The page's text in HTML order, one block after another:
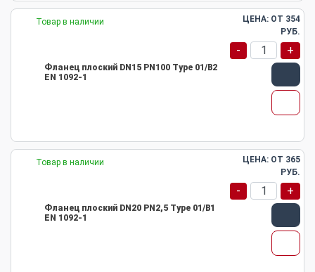
Товар в наличии
Фланец плоский DN15 PN100 Type 01/B2
EN 1092-1
ЦЕНА: ОТ 354
РУБ.
- +
Товар в наличии
Фланец плоский DN20 PN2,5 Type 01/B1
EN 1092-1
ЦЕНА: ОТ 365
РУБ.
- +